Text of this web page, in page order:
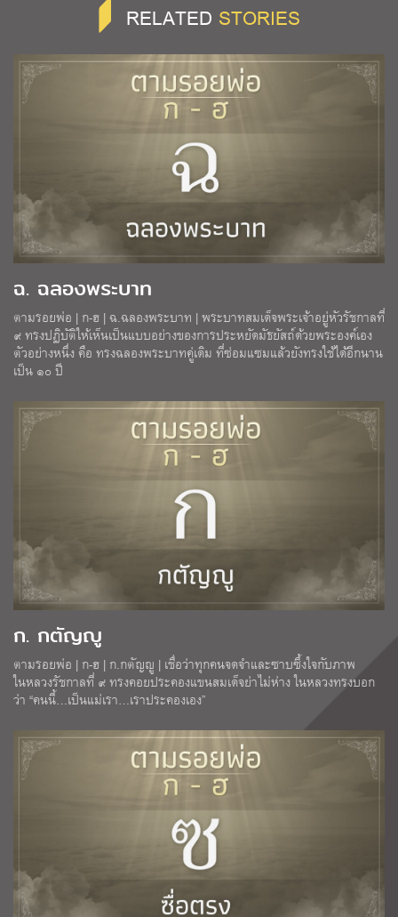
RELATED STORIES
ฉ. ฉลองพระบาท
ตามรอยพ่อ | ก-ฮ | ฉ.ฉลองพระบาท | พระบาทสมเด็จพระเจ้าอยู่หัวรัชกาลที่
๙ ทรงปฏิบัติให้เห็นเป็นแบบอย่างของการประหยัดมัธยัสถ์ด้วยพระองค์เอง
ตัวอย่างหนึ่ง คือ ทรงฉลองพระบาทคู่เดิม ที่ซ่อมแซมแล้วยังทรงใช้ได้อีกนาน
เป็น ๑๐ ปี
ก. กตัญญู
ตามรอยพ่อ | ก-ฮ | ก.กตัญญู | เชื่อว่าทุกคนจดจำและซาบซึ้งใจกับภาพ
ในหลวงรัชกาลที่ ๙ ทรงคอยประคองแขนสมเด็จย่าไม่ห่าง ในหลวงทรงบอก
ว่า “คนนี้…เป็นแม่เรา…เราประคองเอง”